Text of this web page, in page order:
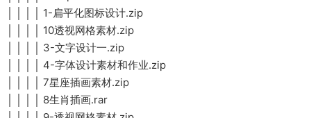
│ │ │ │ 1-扁平化图标设计.zip
│ │ │ │ 10透视网格素材.zip
│ │ │ │ 3-文字设计一.zip
│ │ │ │ 4-字体设计素材和作业.zip
│ │ │ │ 7星座插画素材.zip
│ │ │ │ 8生肖插画.rar